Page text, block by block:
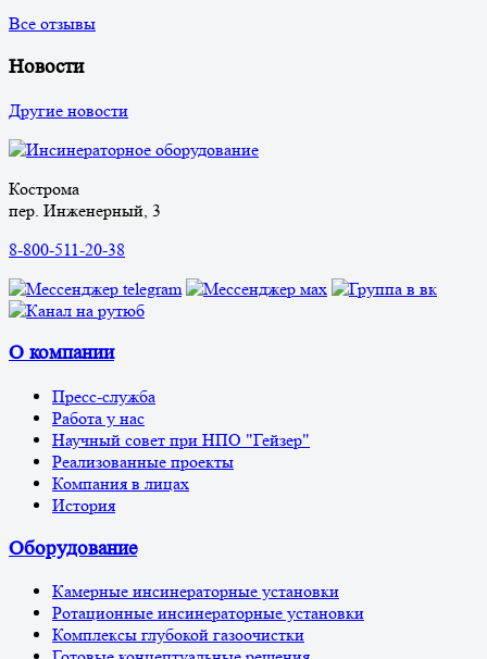
Все отзывы
Новости
Другие новости
Кострома
пер. Инженерный, 3
8-800-511-20-38
О компании
Пресс-служба
Работа у нас
Научный совет при НПО "Гейзер"
Реализованные проекты
Компания в лицах
История
Оборудование
Камерные инсинераторные установки
Ротационные инсинераторные установки
Комплексы глубокой газоочистки